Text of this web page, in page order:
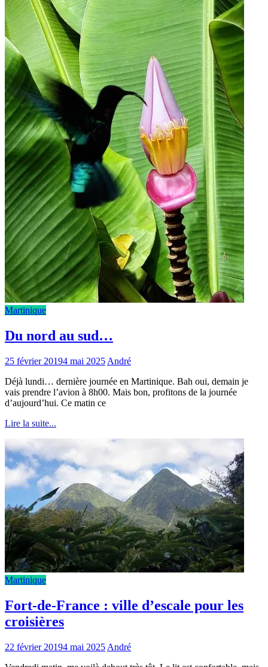
Martinique
Du nord au sud…
25 février 20194 mai 2025 André
Déjà lundi… dernière journée en Martinique. Bah oui, demain je
vais prendre l’avion à 8h00. Mais bon, profitons de la journée
d’aujourd’hui. Ce matin ce
Lire la suite...
Martinique
Fort-de-France : ville d’escale pour les
croisières
22 février 20194 mai 2025 André